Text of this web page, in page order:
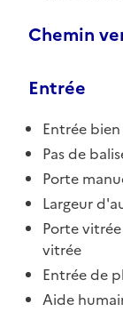
Chemin
Entrée
Entrée
Pas de
Porte
Largeur
Porte
vitrée
Entrée de
Aide